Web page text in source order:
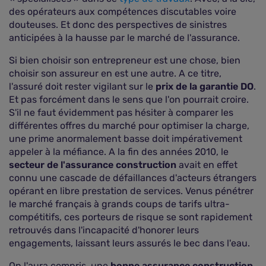
des opérateurs aux compétences discutables voire
douteuses. Et donc des perspectives de sinistres
anticipées à la hausse par le marché de l'assurance.
Si bien choisir son entrepreneur est une chose, bien
choisir son assureur en est une autre. A ce titre,
l'assuré doit rester vigilant sur le prix de la garantie DO.
Et pas forcément dans le sens que l'on pourrait croire.
S'il ne faut évidemment pas hésiter à comparer les
différentes offres du marché pour optimiser la charge,
une prime anormalement basse doit impérativement
appeler à la méfiance. A la fin des années 2010, le
secteur de l'assurance construction avait en effet
connu une cascade de défaillances d'acteurs étrangers
opérant en libre prestation de services. Venus pénétrer
le marché français à grands coups de tarifs ultra-
compétitifs, ces porteurs de risque se sont rapidement
retrouvés dans l'incapacité d'honorer leurs
engagements, laissant leurs assurés le bec dans l'eau.